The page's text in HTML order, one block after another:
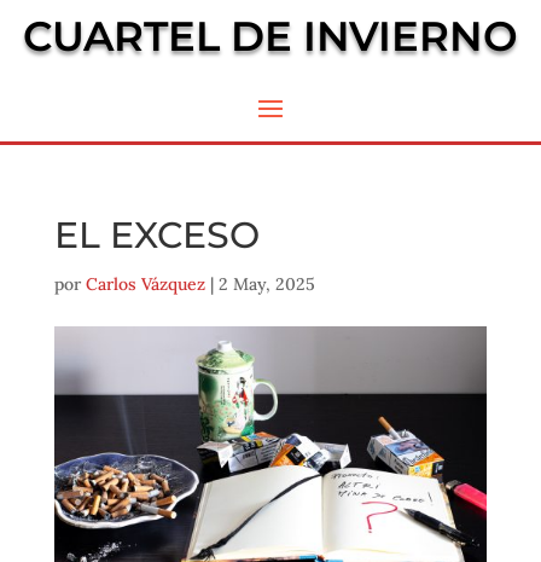
CUARTEL DE INVIERNO
EL EXCESO
por Carlos Vázquez| 2 May, 2025